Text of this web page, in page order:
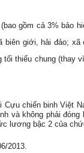
gồm cả 3%
giới, hải đảo;
thiểu chung
Cựu chiến binh
và không phải
lương bậc 2 của
2013.